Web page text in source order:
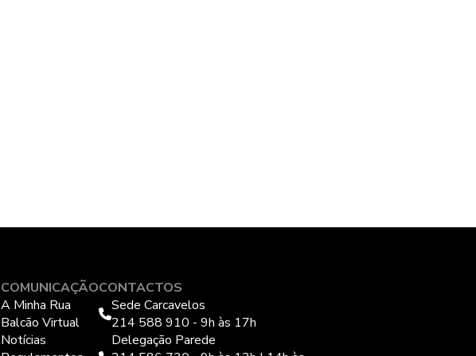
COMUNICAÇÃO
A Minha Rua
Balcão Virtual
Notícias
CONTACTOS
Sede Carcavelos
214 588 910 - 9h às 17h
Delegação Parede